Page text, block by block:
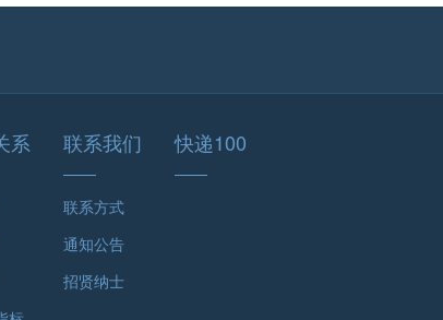
系 联系我们
联系方式
通知公告
招贤纳士
快递100